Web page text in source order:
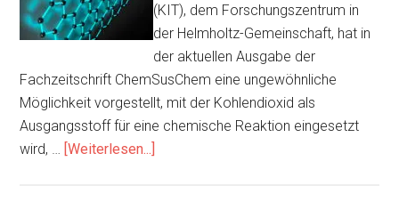
(KIT), dem Forschungszentrum in
der Helmholtz-Gemeinschaft, hat in
der aktuellen Ausgabe der
Fachzeitschrift ChemSusChem eine ungewöhnliche
Möglichkeit vorgestellt, mit der Kohlendioxid als
Ausgangsstoff für eine chemische Reaktion eingesetzt
wird, … [Weiterlesen...]